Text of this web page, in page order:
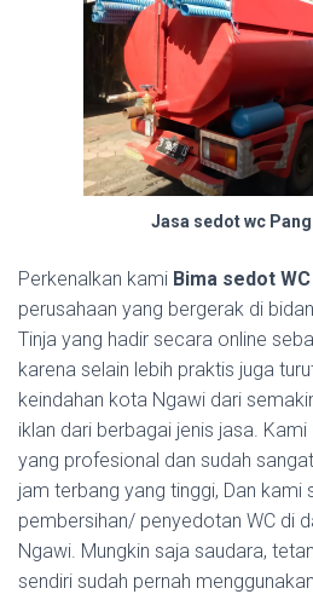
Jasa sedot wc
Perkenalkan kami Bima sedot
perusahaan yang bergerak di
Tinja yang hadir secara online
karena selain lebih praktis juga
keindahan kota Ngawi dari
iklan dari berbagai jenis jasa.
yang profesional dan sudah
jam terbang yang tinggi, Dan kami
pembersihan/ penyedotan WC di
Ngawi. Mungkin saja saudara,
sendiri sudah pernah